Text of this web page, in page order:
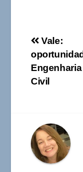
de
Post
Vale:
Engenharia
Civil